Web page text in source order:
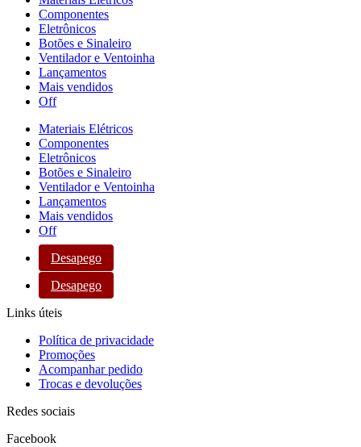
Componentes
Eletrônicos
Botões e Sinaleiro
Ventilador e Ventoinha
Lançamentos
Mais vendidos
Off
Materiais Elétricos
Componentes
Eletrônicos
Botões e Sinaleiro
Ventilador e Ventoinha
Lançamentos
Mais vendidos
Off
Desapego
Desapego
Links úteis
Política de privacidade
Promoções
Acompanhar pedido
Trocas e devoluções
Redes sociais
Facebook